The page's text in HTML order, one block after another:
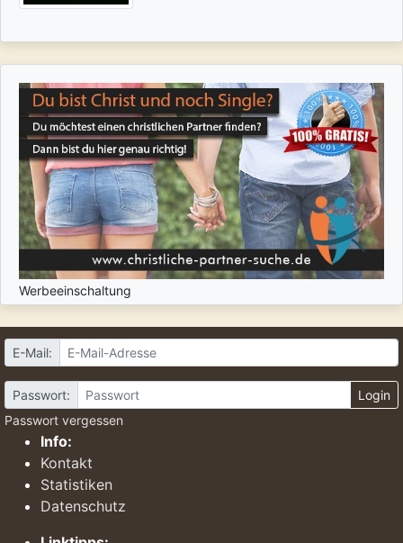
Werbeeinschaltung
E-Mail:
Passwort:
Login
Passwort vergessen
Info:
Kontakt
Statistiken
Datenschutz